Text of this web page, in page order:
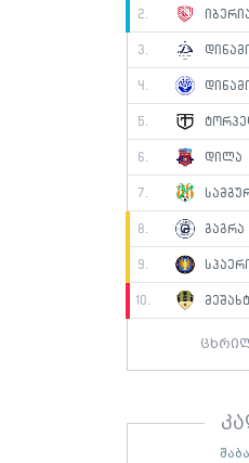
2.
3.
4.
5.
6. დილა
7.
8. გაგრა
9. სპაერი
10.